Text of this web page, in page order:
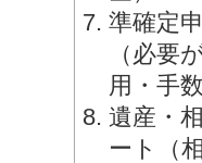
準確定
（必要
用・手
遺産・
ート（